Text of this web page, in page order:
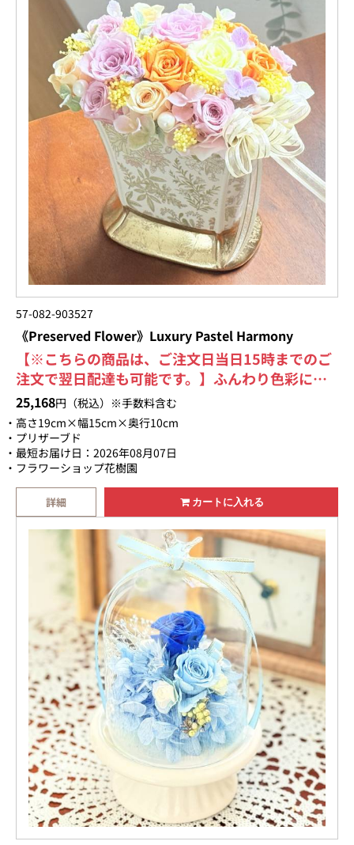
57-082-903527
《Preserved Flower》Luxury Pastel Harmony
【※こちらの商品は、ご注文日当日15時までのご
注文で翌日配達も可能です。】ふんわり色彩に、
長く続く幸せを添えるパステル系のプリザーブド
フラワー。ギフト専用クリアケースに入れて綺麗
にラッピング致します。【画像送信サービスも
OK】お届けするお花の商品画像をメールで送信致
します。
25,168円（税込）※手数料含む
高さ19cm×幅15cm×奥行10cm
プリザーブド
最短お届け日：2026年08月07日
フラワーショップ花樹園
詳細 カートに入れる